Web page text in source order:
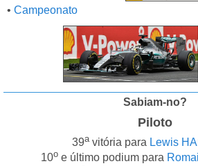
• Campeonato
Sabiam-no?
Piloto
39avitória para Lewis
10oe último podium para